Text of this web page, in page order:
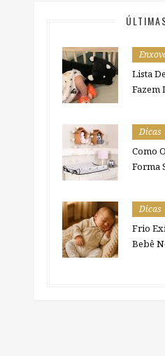
Lista
Fazem
Dicas
Como
Forma
Dicas
Frio
Bebê